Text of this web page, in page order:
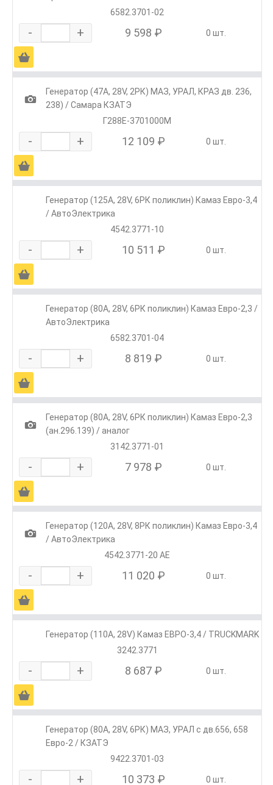
6582.3701-02
- + 9 598 ₽ 0 шт.
Ä
1
Генератор (47А, 28V, 2РК) МАЗ, УРАЛ, КРАЗ дв. 236,
238) / Самара КЗАТЭ
Г288Е-3701000М
- + 12 109 ₽ 0 шт.
Ä
Генератор (125А, 28V, 6РК поликлин) Камаз Евро-3,4
/ АвтоЭлектрика
4542.3771-10
- + 10 511 ₽ 0 шт.
Ä
Генератор (80А, 28V, 6РК поликлин) Камаз Евро-2,3 /
АвтоЭлектрика
6582.3701-04
- + 8 819 ₽ 0 шт.
Ä
1
Генератор (80А, 28V, 6РК поликлин) Камаз Евро-2,3
(ан.296.139) / аналог
3142.3771-01
- + 7 978 ₽ 0 шт.
Ä
1
Генератор (120А, 28V, 8РК поликлин) Камаз Евро-3,4
/ АвтоЭлектрика
4542.3771-20 AE
- + 11 020 ₽ 0 шт.
Ä
Генератор (110А, 28V) Камаз ЕВРО-3,4 / TRUCKMARK
3242.3771
- + 8 687 ₽ 0 шт.
Ä
Генератор (80А, 28V, 6РК) МАЗ, УРАЛ с дв.656, 658
Евро-2 / КЗАТЭ
9422.3701-03
- + 10 373 ₽ 0 шт.